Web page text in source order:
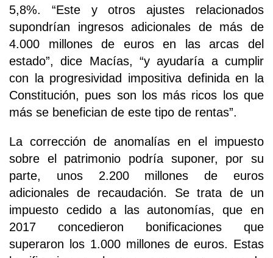
5,8%. “Este y otros ajustes relacionados
supondrían ingresos adicionales de más de
4.000 millones de euros en las arcas del
estado”, dice Macías, “y ayudaría a cumplir
con la progresividad impositiva definida en la
Constitución, pues son los más ricos los que
más se benefician de este tipo de rentas”.
La corrección de anomalías en el impuesto
sobre el patrimonio podría suponer, por su
parte, unos 2.200 millones de euros
adicionales de recaudación. Se trata de un
impuesto cedido a las autonomías, que en
2017 concedieron bonificaciones que
superaron los 1.000 millones de euros. Estas